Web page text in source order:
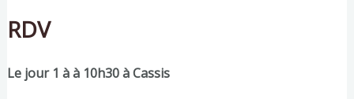
RDV
Le jour 1 à à 10h30 à Cassis